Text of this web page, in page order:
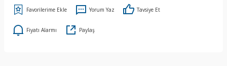
Yorum Yaz Tavsiye Et
Fiyatı Alarmı Paylaş